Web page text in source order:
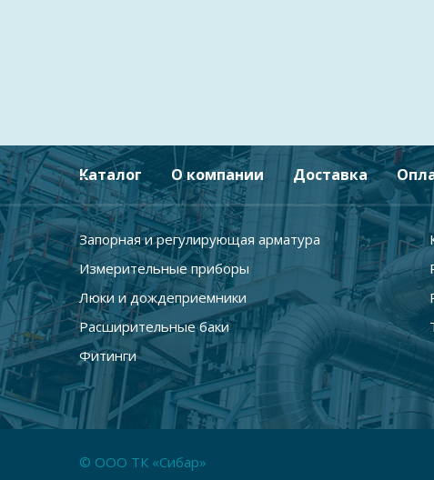
Каталог О компании Доставка
Запорная и регулирующая арматура
Измерительные приборы
Люки и дождеприемники
Расширительные баки
Фитинги
© ООО ТК «Сибар»